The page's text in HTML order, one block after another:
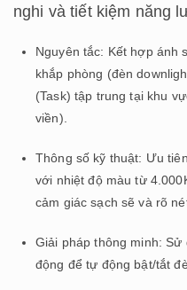
nghi và tiết kiệm năng
Nguyên tắc: Kết hợp ánh
khắp phòng (đèn
(Task) tập trung tại khu
viền).
Thông số kỹ thuật: Ưu
với nhiệt độ màu từ
cảm giác sạch sẽ và rõ
Giải pháp thông minh: Sử
động để tự động bật/tắt